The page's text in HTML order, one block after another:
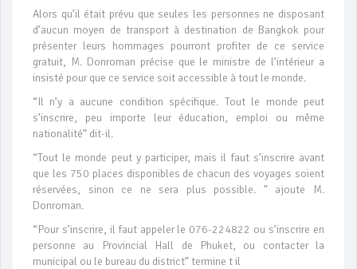
Alors qu’il était prévu que seules les personnes ne disposant
d’aucun moyen de transport à destination de Bangkok pour
présenter leurs hommages pourront profiter de ce service
gratuit, M. Donroman précise que le ministre de l’intérieur a
insisté pour que ce service soit accessible à tout le monde.
“Il n’y a aucune condition spécifique. Tout le monde peut
s’inscrire, peu importe leur éducation, emploi ou même
nationalité” dit-il.
“Tout le monde peut y participer, mais il faut s’inscrire avant
que les 750 places disponibles de chacun des voyages soient
réservées, sinon ce ne sera plus possible. ” ajoute M.
Donroman.
“Pour s’inscrire, il faut appeler le 076-224822 ou s’inscrire en
personne au Provincial Hall de Phuket, ou contacter la
municipal ou le bureau du district” termine t il